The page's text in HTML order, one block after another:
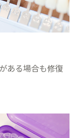
ある場合も修復